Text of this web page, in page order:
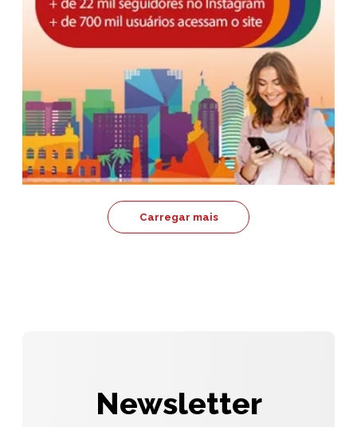
Carregar mais
Newsletter